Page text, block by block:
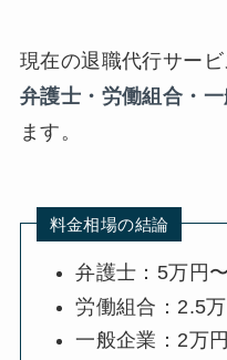
現在の退職代行サー
弁護士・労働組合・
ます。
料金相場の結論
弁護士：5万円
労働組合：2.5
一般企業：2